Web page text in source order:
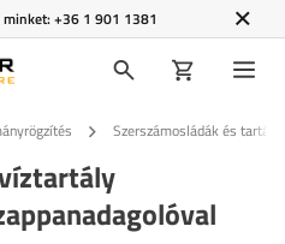
minket:+36 1 901 1381
Szerszámosládák és